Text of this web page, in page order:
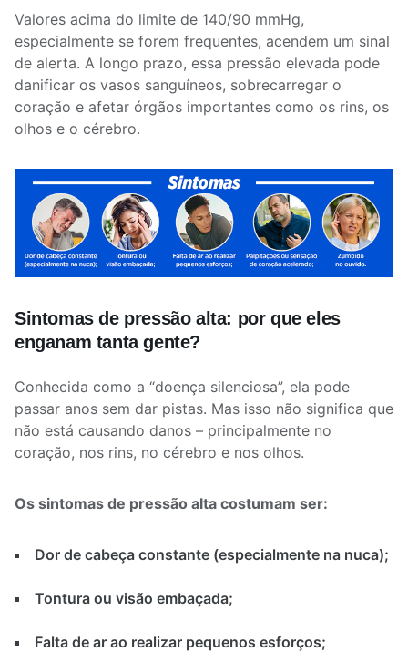
Valores acima do limite de 140/90 mmHg,
especialmente se forem frequentes, acendem um sinal
de alerta. A longo prazo, essa pressão elevada pode
danificar os vasos sanguíneos, sobrecarregar o
coração e afetar órgãos importantes como os rins, os
olhos e o cérebro.
Sintomas de pressão alta: por que eles
enganam tanta gente?
Conhecida como a “doença silenciosa”, ela pode
passar anos sem dar pistas. Mas isso não significa que
não está causando danos – principalmente no
coração, nos rins, no cérebro e nos olhos.
Os sintomas de pressão alta costumam ser:
Dor de cabeça constante (especialmente na nuca);
Tontura ou visão embaçada;
Falta de ar ao realizar pequenos esforços;